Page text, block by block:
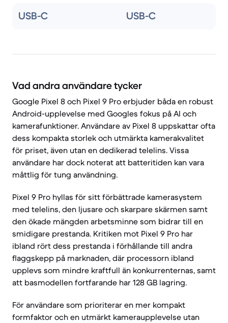
USB-C USB-C
Vad andra användare tycker
Google Pixel 8 och Pixel 9 Pro erbjuder båda en robust
Android-upplevelse med Googles fokus på AI och
kamerafunktioner. Användare av Pixel 8 uppskattar ofta
dess kompakta storlek och utmärkta kamerakvalitet
för priset, även utan en dedikerad telelins. Vissa
användare har dock noterat att batteritiden kan vara
måttlig för tung användning.
Pixel 9 Pro hyllas för sitt förbättrade kamerasystem
med telelins, den ljusare och skarpare skärmen samt
den ökade mängden arbetsminne som bidrar till en
smidigare prestanda. Kritiken mot Pixel 9 Pro har
ibland rört dess prestanda i förhållande till andra
flaggskepp på marknaden, där processorn ibland
upplevs som mindre kraftfull än konkurrenternas, samt
att basmodellen fortfarande har 128 GB lagring.
För användare som prioriterar en mer kompakt
formfaktor och en utmärkt kameraupplevelse utan